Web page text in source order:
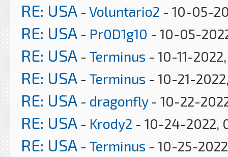
RE: USA - Voluntario2 - 10-05-
RE: USA - Pr0D1g10 - 10-05-
RE: USA - Terminus - 10-11-
RE: USA - Terminus - 10-21-
RE: USA - dragonfly- 10-22-
RE: USA - Krody2 - 10-24-2022,
RE: USA - Terminus - 10-25-